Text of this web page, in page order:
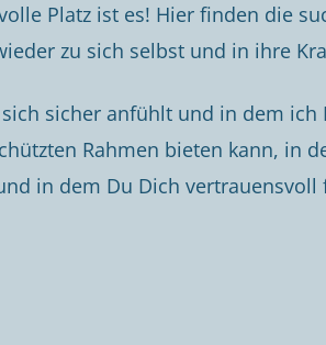
Platz ist es! Hier finden die
zu sich selbst und in ihre
sicher anfühlt und in dem ich
Rahmen bieten kann, in
in dem Du Dich vertrauensvoll